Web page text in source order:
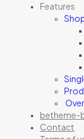
Features
betheme-
Contact